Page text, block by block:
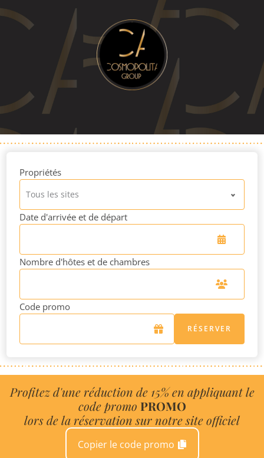
Propriétés
Tous les sites
Date d'arrivée et de départ
Nombre d'hôtes et de chambres
Code promo
RÉSERVER
Profitez d'une réduction de 15% en appliquant le
code promo PROMO
lors de la réservation sur notre site officiel
Copier le code promo